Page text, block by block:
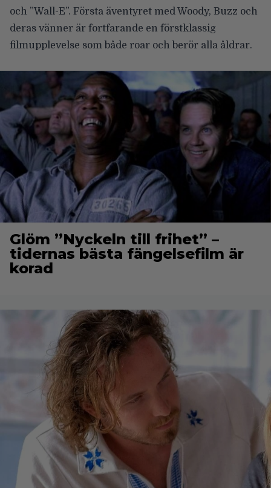
och ”Wall-E”. Första äventyret med Woody, Buzz och
deras vänner är fortfarande en förstklassig
filmupplevelse som både roar och berör alla åldrar.
Glöm ”Nyckeln till frihet” –
tidernas bästa fängelsefilm är
korad